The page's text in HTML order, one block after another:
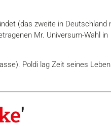
(das zweite in Deutschland
Mr. Universum-Wahl in
Poldi lag Zeit seines
'